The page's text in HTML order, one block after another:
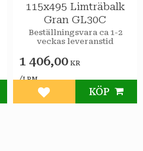
115x495 Limträbalk
Gran GL30C
Beställningsvara ca 1-2
veckas leveranstid
1 406,00 KR
/LPM
Lägg till i favoriter
KÖP